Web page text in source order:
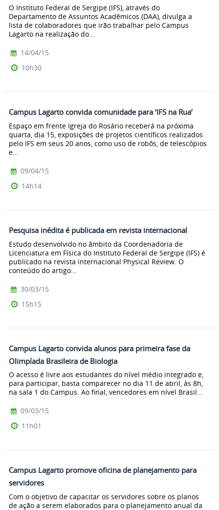
O Instituto Federal de Sergipe (IFS), através do
Departamento de Assuntos Acadêmicos (DAA), divulga a
lista de colaboradores que irão trabalhar pelo Campus
Lagarto na realização do...
14/04/15
10h30
Campus Lagarto convida comunidade para ‘IFS na Rua’
Espaço em frente Igreja do Rosário receberá na próxima
quarta, dia 15, exposições de projetos científicos realizados
pelo IFS em seus 20 anos, como uso de robôs, de telescópios
e...
09/04/15
14h14
Pesquisa inédita é publicada em revista internacional
Estudo desenvolvido no âmbito da Coordenadoria de
Licenciatura em Física do Instituto Federal de Sergipe (IFS) é
publicado na revista internacional Physical Review. O
conteúdo do artigo...
30/03/15
15h15
Campus Lagarto convida alunos para primeira fase da
Olimpíada Brasileira de Biologia
O acesso é livre aos estudantes do nível médio integrado e,
para participar, basta comparecer no dia 11 de abril, às 8h,
na sala 1 do Campus. Ao final, vencedores em nível Brasil...
09/03/15
11h01
Campus Lagarto promove oficina de planejamento para
servidores
Com o objetivo de capacitar os servidores sobre os planos
de ação a serem elaborados para o planejamento anual da